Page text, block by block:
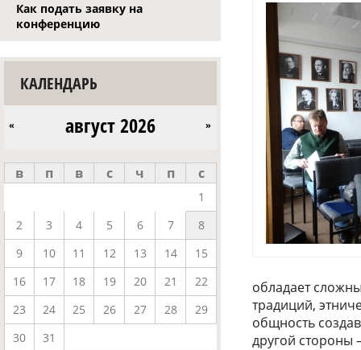
Как подать заявку на
конференцию
КАЛЕНДАРЬ
август 2026
« »
в п в с ч п с
1
2
3 4 5 6 7
8
9
10 11 12 13 14
15
16
17 18 19 20 21
22
23
24 25 26 27 28
29
30
31
обладает
традиций,
общность
другой стороны